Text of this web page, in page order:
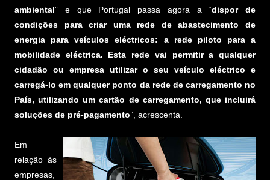
ambiental” e que Portugal passa agora a “dispor de
condições para criar uma rede de abastecimento de
energia para veículos eléctricos: a rede piloto para a
mobilidade eléctrica. Esta rede vai permitir a qualquer
cidadão ou empresa utilizar o seu veículo eléctrico e
carregá-lo em qualquer ponto da rede de carregamento no
País, utilizando um cartão de carregamento, que incluirá
soluções de pré-pagamento”, acrescenta.
Em
relação às
empresas,